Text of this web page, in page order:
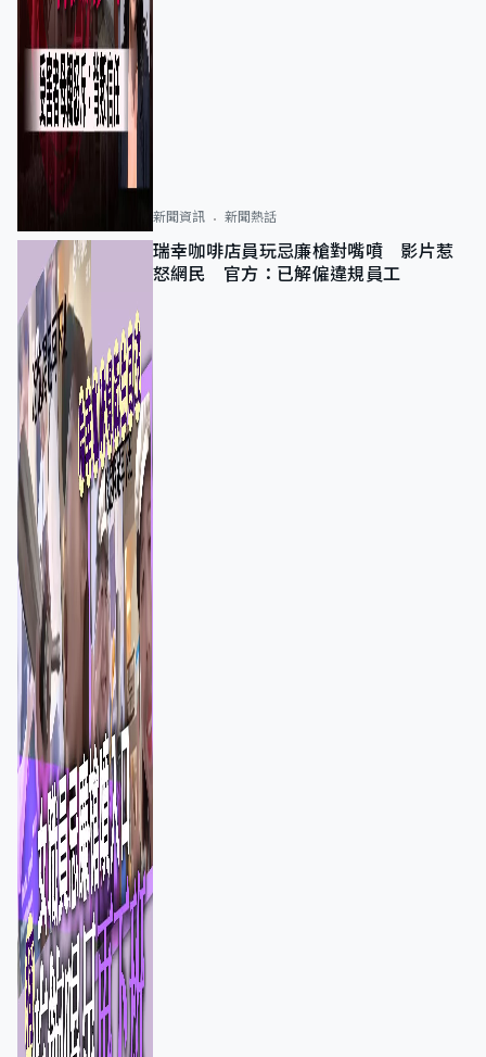
新聞資訊 新聞熱話
瑞幸咖啡店員玩忌廉槍對嘴噴 影片惹
怒網民 官方：已解僱違規員工